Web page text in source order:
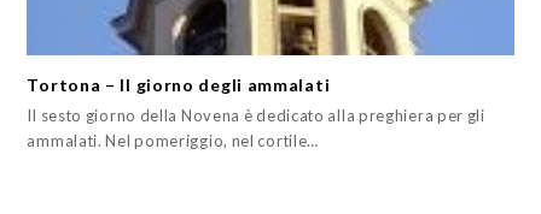
Tortona – Il giorno degli ammalati
Il sesto giorno della Novena è dedicato alla preghiera per gli
ammalati. Nel pomeriggio, nel cortile…